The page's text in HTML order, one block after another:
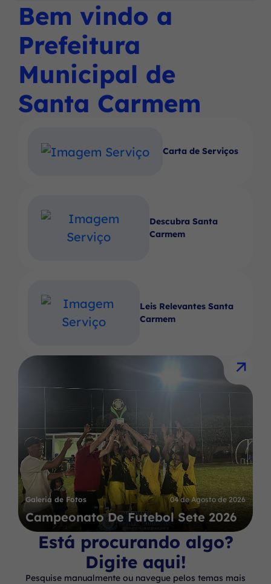
Ir
para
o
rodapé
[alt+4]
Instagram
Facebook
Youtube
menu
principal
Bem vindo a
Prefeitura
Municipal de
Santa Carmem
Carta de Serviços
Descubra Santa
Carmem
Leis Relevantes Santa
Carmem
Galeria de Fotos 04 de Agosto de 2026
Campeonato De Futebol Sete 2026
Está procurando algo?
Digite aqui!
Pesquise manualmente ou navegue pelos temas mais